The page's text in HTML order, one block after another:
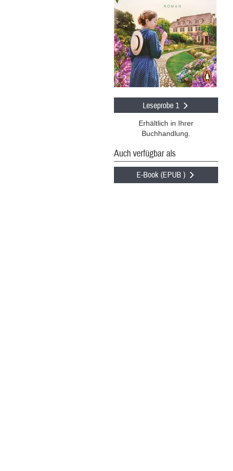
Leseprobe 1
Erhältlich in Ihrer
Buchhandlung.
Auch verfügbar als
E-Book (EPUB )